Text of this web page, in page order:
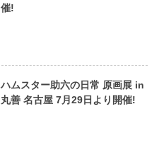
催!
ハムスター助六の日常 原画展 in
丸善 名古屋 7月29日より開催!